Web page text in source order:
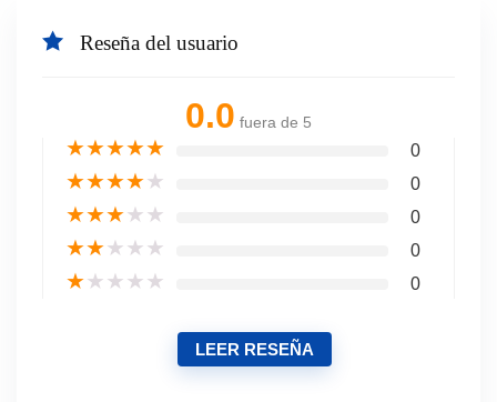
Reseña del usuario
0.0 fuera de 5
★★★★★ 0
★★★★★ 0
★★★★★ 0
★★★★★ 0
★★★★★ 0
LEER RESEÑA